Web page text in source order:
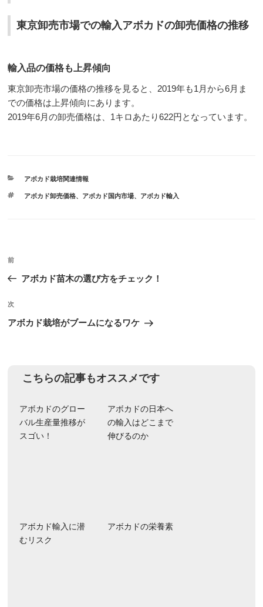
東京卸売市場での輸入アボカドの卸売価格の推移
輸入品の価格も上昇傾向
東京卸売市場の価格の推移を見ると、2019年も1月から6月ま
での価格は上昇傾向にあります。
2019年6月の卸売価格は、1キロあたり622円となっています。
カ
ゴ
アボカド栽培関連情報
タ
アボカド卸売価格、 アボカド国内市場、 アボカド輸入
投
ビ
ゲ
前
の
稿
前
アボカド苗木の選び方をチェック！
次
の
次
アボカド栽培がブームになるワケ
こちらの記事もオススメです
アボカドのグロー
バル生産量推移が
スゴい！
アボカドの日本へ
の輸入はどこまで
伸びるのか
アボカド輸入に潜
むリスク
アボカドの栄養素